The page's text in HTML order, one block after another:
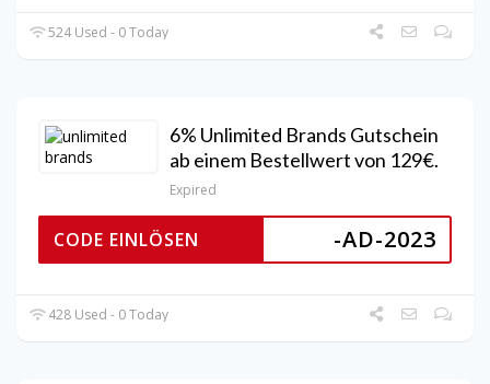
524 Used - 0 Today
6% Unlimited Brands Gutschein
ab einem Bestellwert von 129€.
Expired
-AD-2023
CODE EINLÖSEN
428 Used - 0 Today